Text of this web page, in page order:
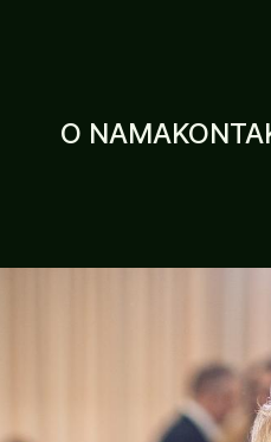
O NAMA